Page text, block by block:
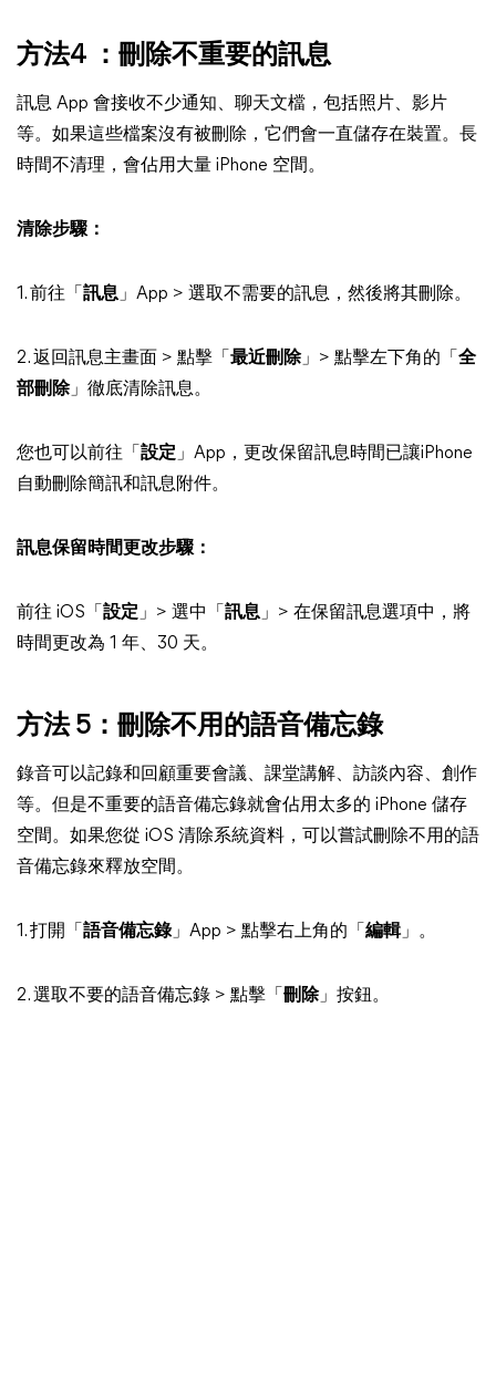
方法4 ：刪除不重要的訊息
訊息 App 會接收不少通知、聊天文檔，包括照片、影片
等。如果這些檔案沒有被刪除，它們會一直儲存在裝置。長
時間不清理，會佔用大量 iPhone 空間。
清除步驟：
1. 前往「 訊息 」App > 選取不需要的訊息，然後將其刪除。
2. 返回訊息主畫面 > 點擊「 最近刪除」> 點擊左下角的「 全
部刪除」徹底清除訊息。
您也可以前往「 設定 」App，更改保留訊息時間已讓iPhone
自動刪除簡訊和訊息附件。
訊息保留時間更改步驟：
前往 iOS「 設定 」> 選中「 訊息 」> 在保留訊息選項中，將
時間更改為 1 年、30 天。
方法 5：刪除不用的語音備忘錄
錄音可以記錄和回顧重要會議、課堂講解、訪談內容、創作
等。但是不重要的語音備忘錄就會佔用太多的 iPhone 儲存
空間。如果您從 iOS 清除系統資料，可以嘗試刪除不用的語
音備忘錄來釋放空間。
1. 打開「 語音備忘錄」App > 點擊右上角的「 編輯」。
2. 選取不要的語音備忘錄 > 點擊「 刪除」按鈕。